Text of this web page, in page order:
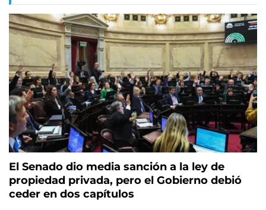
El Senado dio media sanción a la ley de
propiedad privada, pero el Gobierno debió
ceder en dos capítulos